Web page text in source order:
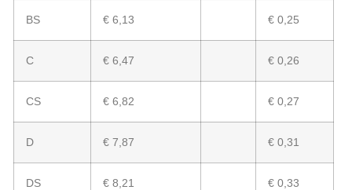
BS € 6,13 € 0,25
C € 6,47 € 0,26
CS € 6,82 € 0,27
D € 7,87 € 0,31
DS € 8,21 € 0,33